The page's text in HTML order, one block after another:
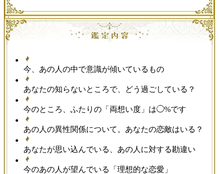
今、あの人の中で意識が傾いているもの
あなたの知らないところで、どう過ごしている？
今のところ、ふたりの「両想い度」は◯%です
あの人の異性関係について。あなたの恋敵はいる？
あなたが思い込んでいる、あの人に対する勘違い
今のあの人が望んでいる「理想的な恋愛」